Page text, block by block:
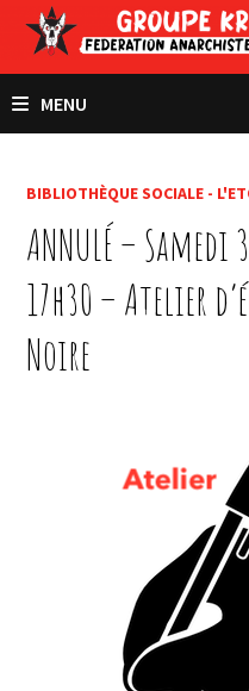
Passer
contenu
MENU
BIBLIOTHÈQUE SOCIALE -
ANNULÉ –
17h30 – Atelier
Noire